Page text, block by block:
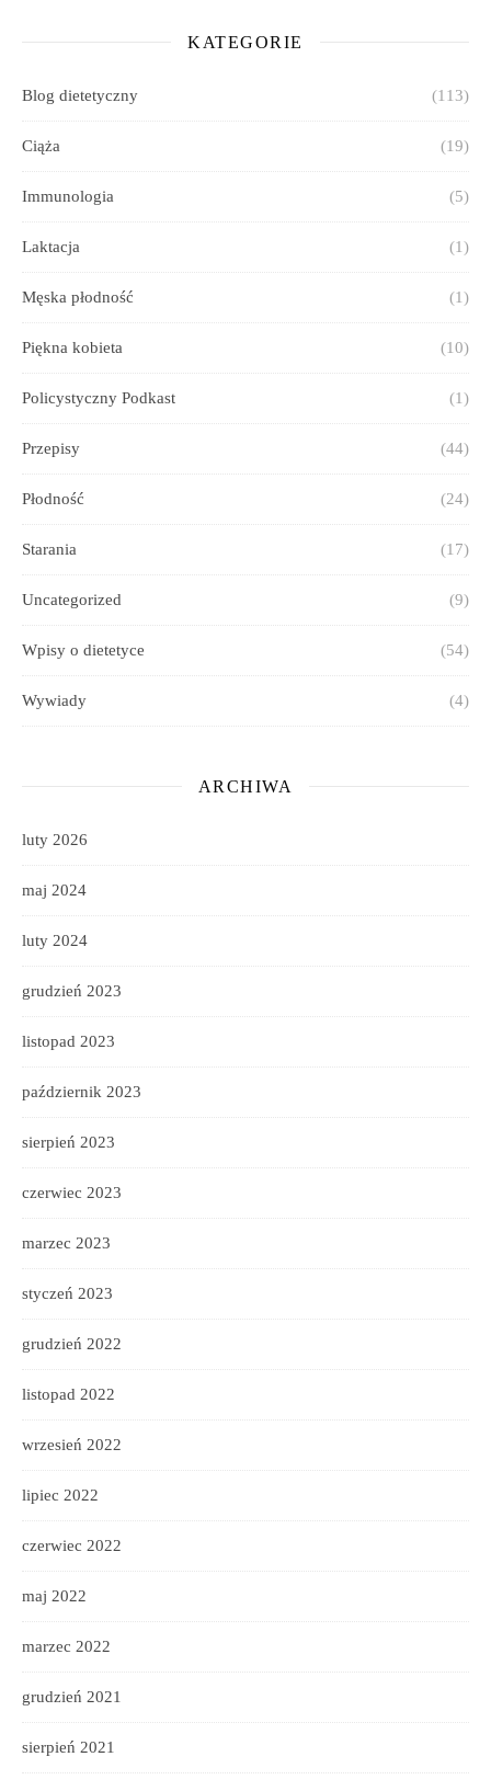
KATEGORIE
Blog dietetyczny (113)
Ciąża (19)
Immunologia (5)
Laktacja (1)
Męska płodność (1)
Piękna kobieta (10)
Policystyczny Podkast (1)
Przepisy (44)
Płodność (24)
Starania (17)
Uncategorized (9)
Wpisy o dietetyce (54)
Wywiady (4)
ARCHIWA
luty 2026
maj 2024
luty 2024
grudzień 2023
listopad 2023
październik 2023
sierpień 2023
czerwiec 2023
marzec 2023
styczeń 2023
grudzień 2022
listopad 2022
wrzesień 2022
lipiec 2022
czerwiec 2022
maj 2022
marzec 2022
grudzień 2021
sierpień 2021